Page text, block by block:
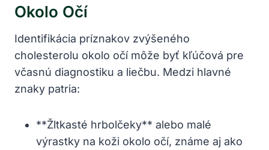
Okolo Očí
Identifikácia príznakov zvýšeného
cholesterolu okolo očí môže byť kľúčová pre
včasnú diagnostiku a liečbu. Medzi hlavné
znaky patria:
**Žltkasté hrbolčeky** alebo malé
výrastky na koži okolo očí, známe aj ako